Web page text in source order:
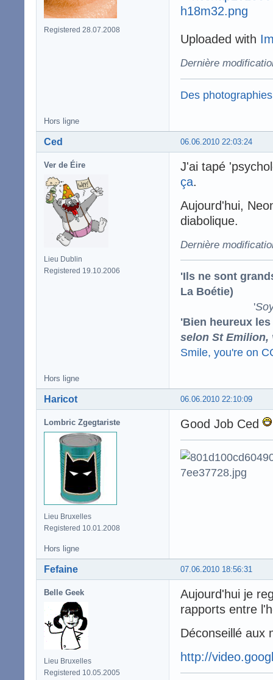
Registered 28.07.2008
Uploaded with
Dernière
Des
Hors ligne
06.06.2010 22:03:24
Ced
Ver de Éire
Lieu Dublin
Registered 19.10.2006
J'ai tapé
ça.
Aujourd'hui,
diabolique.
Dernière
'Ils ne sont
La Boétie)
'
'Bien heureux
selon St Emilion,
Smile, you're on
Hors ligne
06.06.2010 22:10:09
Haricot
Lombric Zgegtariste
Lieu Bruxelles
Registered 10.01.2008
Good Job Ced
Hors ligne
07.06.2010 18:56:31
Fefaine
Belle Geek
Lieu Bruxelles
Registered 10.05.2005
Aujourd'hui je
rapports entre
Déconseillé aux
http://